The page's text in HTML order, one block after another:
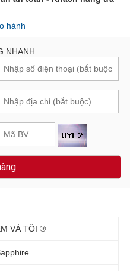
hành
NHANH
VÀ TÔI ®